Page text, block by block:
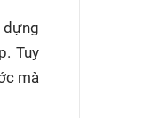
dựng
Tuy
mà